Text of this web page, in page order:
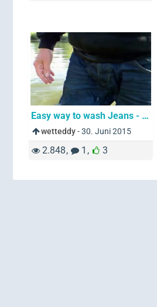
Easy way to wash Jeans - walk inside a lake fullyclothed
wetteddy-30. Juni 2015
2.848 1 3